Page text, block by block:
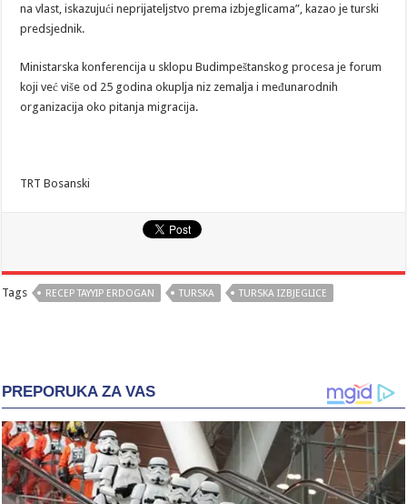
na vlast, iskazujući neprijateljstvo prema izbjeglicama”, kazao je turski
predsjednik.
Ministarska konferencija u sklopu Budimpeštanskog procesa je forum
koji već više od 25 godina okuplja niz zemalja i međunarodnih
organizacija oko pitanja migracija.
TRT Bosanski
Tags RECEP TAYYIP ERDOGAN TURSKA TURSKA IZBJEGLICE